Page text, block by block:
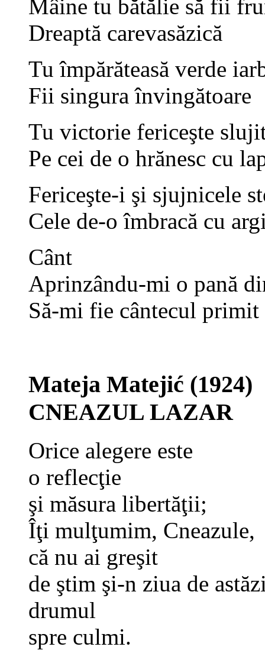
Mâine tu bătălie să fii
Dreaptă carevasăzică
Tu împărăteasă verde
Fii singura învingătoare
Tu victorie fericeşte
Pe cei de o hrănesc cu
Fericeşte-i şi sjujnicele
Cele de-o îmbracă cu
Cânt
Aprinzându-mi o pană
Să-mi fie cântecul primit
Mateja Matejić (1924)
CNEAZUL LAZAR
Orice alegere este
o reflecţie
şi măsura libertăţii;
Îţi mulţumim, Cneazule,
că nu ai greşit
de ştim şi-n ziua de
drumul
spre culmi.